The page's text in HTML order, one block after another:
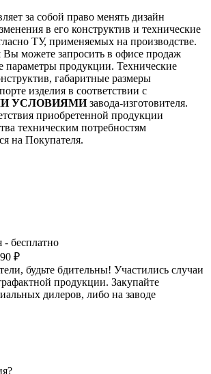
за собой право менять дизайн
в его конструктив и технические
ТУ, применяемых на производстве.
Вы можете запросить в офисе продаж
параметры продукции. Технические
габаритные размеры
изделия в соответствии с
УСЛОВИЯМИзавода-изготовителя.
приобретенной продукции
техническим потребностям
на Покупателя.
- бесплатно
₽
будьте бдительны! Участились случаи
продукции. Закупайте
дилеров, либо на заводе